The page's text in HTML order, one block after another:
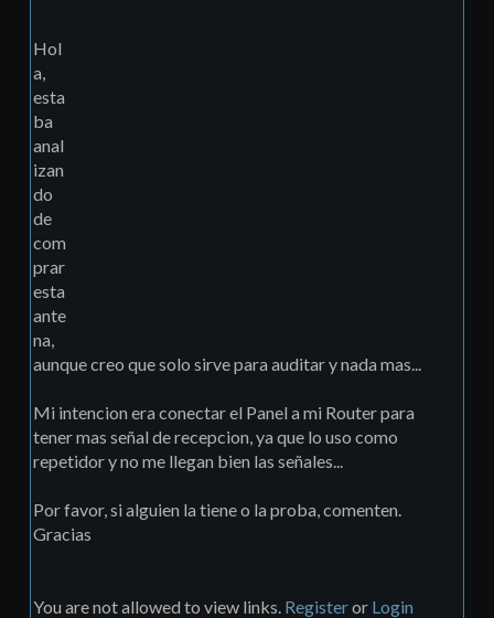
Hol
a,
esta
ba
anal
izan
do
de
com
prar
esta
ante
na,
aunque creo que solo sirve para auditar y nada mas...
Mi intencion era conectar el Panel a mi Router para
tener mas señal de recepcion, ya que lo uso como
repetidor y no me llegan bien las señales...
Por favor, si alguien la tiene o la proba, comenten.
Gracias
You are not allowed to view links. Registeror Login